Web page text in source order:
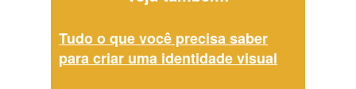
Tudo o que você precisa saber
para criar uma identidade visual